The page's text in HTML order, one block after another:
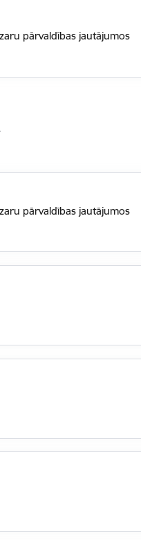
pārvaldības jautājumos
pārvaldības jautājumos